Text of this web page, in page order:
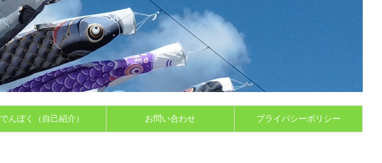
でんぼく（自己紹介） お問い合わせ プライバシーポリシー